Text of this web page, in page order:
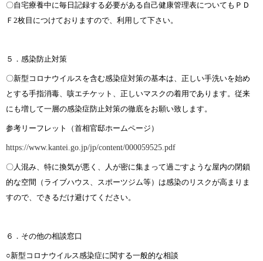
〇自宅療養中に毎日記録する必要がある自己健康管理表についてもＰＤ
Ｆ2枚目につけておりますので、利用して下さい。
５．感染防止対策
〇新型コロナウイルスを含む感染症対策の基本は、正しい手洗いを始め
とする手指消毒、咳エチケット、正しいマスクの着用であります。従来
にも増して一層の感染症防止対策の徹底をお願い致します。
参考リーフレット（首相官邸ホームページ）
https://www.kantei.go.jp/jp/content/000059525.pdf
〇人混み、特に換気が悪く、人が密に集まって過ごすような屋内の閉鎖
的な空間（ライブハウス、スポーツジム等）は感染のリスクが高まりま
すので、できるだけ避けてください。
６．その他の相談窓口
○新型コロナウイルス感染症に関する一般的な相談